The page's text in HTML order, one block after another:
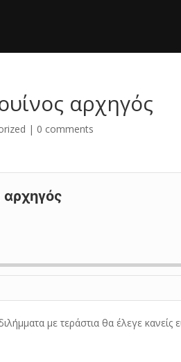
αρχηγός
| 0 comments
αρχηγός
με τεράστια θα έλεγε